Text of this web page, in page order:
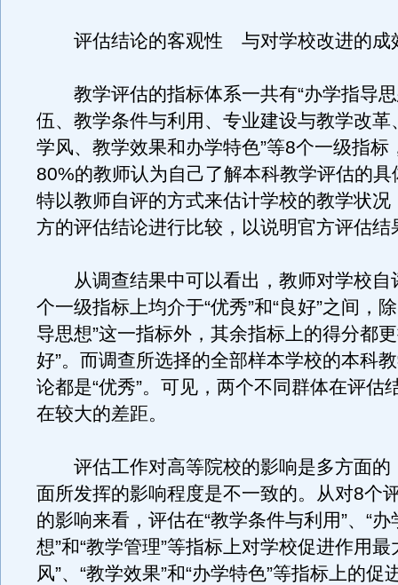
评估结论的客观性 与对学校改进的成
教学评估的指标体系一共有“办学指导思
伍、教学条件与利用、专业建设与教学改革
学风、教学效果和办学特色”等8个一级指标
80%的教师认为自己了解本科教学评估的具
特以教师自评的方式来估计学校的教学状况
方的评估结论进行比较，以说明官方评估结
从调查结果中可以看出，教师对学校自
个一级指标上均介于“优秀”和“良好”之间，
导思想”这一指标外，其余指标上的得分都
好”。而调查所选择的全部样本学校的本科
论都是“优秀”。可见，两个不同群体在评估
在较大的差距。
评估工作对高等院校的影响是多方面的
面所发挥的影响程度是不一致的。从对8个
的影响来看，评估在“教学条件与利用”、“
想”和“教学管理”等指标上对学校促进作用最
风”、“教学效果”和“办学特色”等指标上的促